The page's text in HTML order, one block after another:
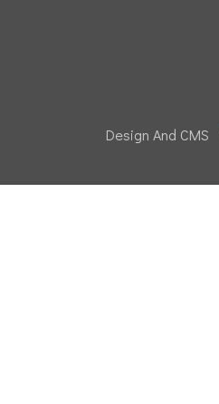
Design And CMS